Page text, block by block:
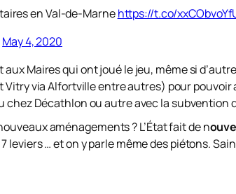
en Val-de-Marnehttps://t.co/
May 4, 2020
Maires qui ont joué le jeu, même si
Vitry via Alfortville entre autres) pour
chez Décathlon ou autre avec la subvention
aménagements ? L’État fait de n
leviers … et on y parle même des piétons.